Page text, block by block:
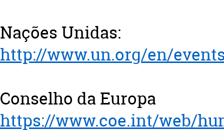
Nações Unidas:
http://www.un.org/en/
Conselho da Europa
https://www.coe.int/web/